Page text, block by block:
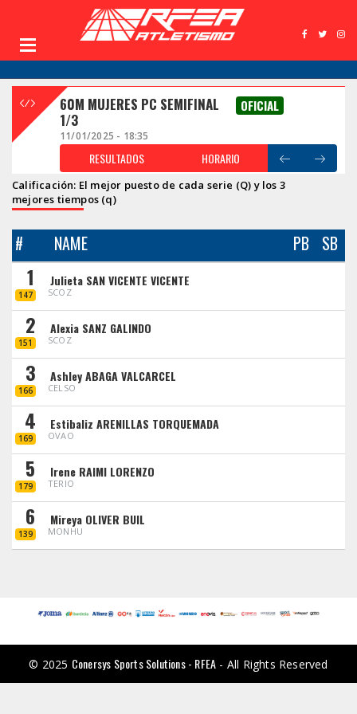
60M MUJERES PC SEMIFINAL
1/3
OFICIAL
11/01/2025 - 18:35
RESULTADOS HORARIO
Calificación: El mejor puesto de cada serie (Q) y los 3
mejores tiempos (q)
# NAME PB SB
1
147
Julieta SAN VICENTE VICENTE
SCOZ
2
151
Alexia SANZ GALINDO
SCOZ
3
166
Ashley ABAGA VALCARCEL
CELSO
4
169
Estibaliz ARENILLAS TORQUEMADA
OVAO
5
179
Irene RAIMI LORENZO
TERIO
6
139
Mireya OLIVER BUIL
MONHU
© 2025 Conersys Sports Solutions - RFEA - All Rights Reserved